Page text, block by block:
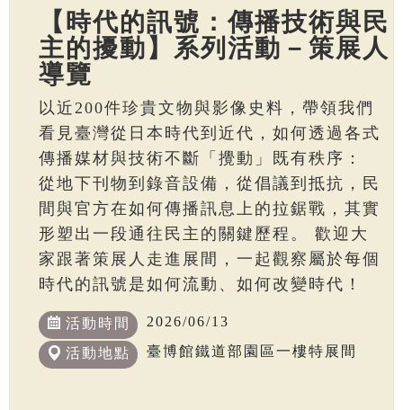
【時代的訊號：傳播技術與民
主的擾動】系列活動－策展人
導覽
以近200件珍貴文物與影像史料，帶領我們
看見臺灣從日本時代到近代，如何透過各式
傳播媒材與技術不斷「攪動」既有秩序：
從地下刊物到錄音設備，從倡議到抵抗，民
間與官方在如何傳播訊息上的拉鋸戰，其實
形塑出一段通往民主的關鍵歷程。 歡迎大
家跟著策展人走進展間，一起觀察屬於每個
時代的訊號是如何流動、如何改變時代！
活動時間 2026/06/13
活動地點 臺博館鐵道部園區一樓特展間